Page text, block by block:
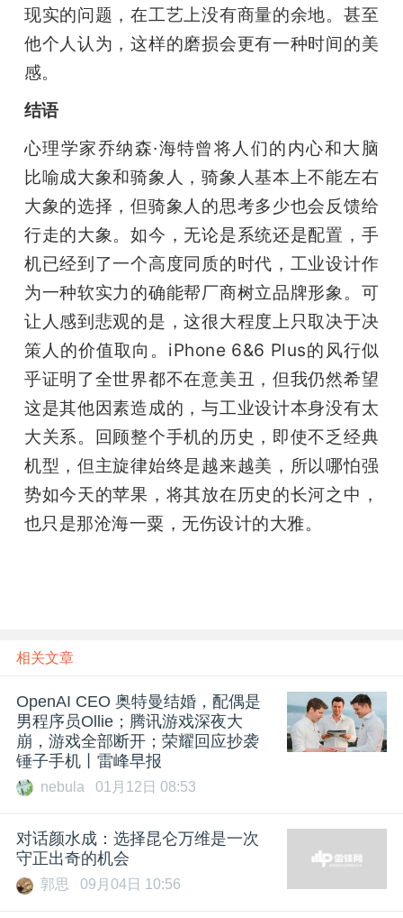
现实的问题，在工艺上没有商量的余地。甚至
他个人认为，这样的磨损会更有一种时间的美
感。
结语
心理学家乔纳森·海特曾将人们的内心和大脑
比喻成大象和骑象人，骑象人基本上不能左右
大象的选择，但骑象人的思考多少也会反馈给
行走的大象。如今，无论是系统还是配置，手
机已经到了一个高度同质的时代，工业设计作
为一种软实力的确能帮厂商树立品牌形象。可
让人感到悲观的是，这很大程度上只取决于决
策人的价值取向。iPhone 6&6 Plus的风行似
乎证明了全世界都不在意美丑，但我仍然希望
这是其他因素造成的，与工业设计本身没有太
大关系。回顾整个手机的历史，即使不乏经典
机型，但主旋律始终是越来越美，所以哪怕强
势如今天的苹果，将其放在历史的长河之中，
也只是那沧海一粟，无伤设计的大雅。
相关文章
OpenAI CEO 奥特曼结婚，配偶是
男程序员Ollie；腾讯游戏深夜大
崩，游戏全部断开；荣耀回应抄袭
锤子手机丨雷峰早报
nebula 01月12日 08:53
对话颜水成：选择昆仑万维是一次
守正出奇的机会
郭思 09月04日 10:56